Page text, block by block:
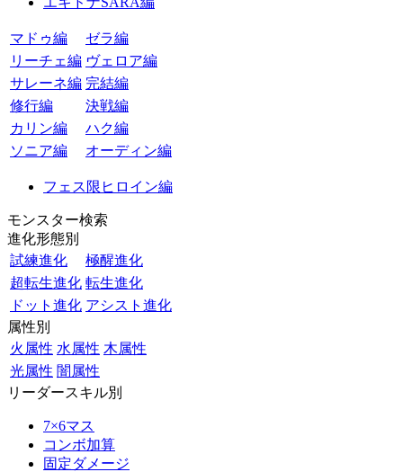
マドゥ編
ゼラ編
リーチェ編 ヴェロア編
サレーネ編 完結編
修行編
決戦編
カリン編
ハク編
ソニア編
オーディン編
フェス限ヒロイン編
モンスター検索
進化形態別
試練進化
極醒進化
超転生進化 転生進化
ドット進化 アシスト進化
属性別
火属性 水属性 木属性
光属性 闇属性
リーダースキル別
7×6マス
コンボ加算
固定ダメージ